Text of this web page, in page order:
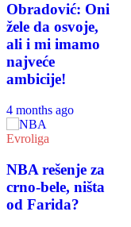
Obradović: Oni
žele da osvoje,
ali i mi imamo
najveće
ambicije!
4 months ago
Evroliga
NBA rešenje za
crno-bele, ništa
od Farida?